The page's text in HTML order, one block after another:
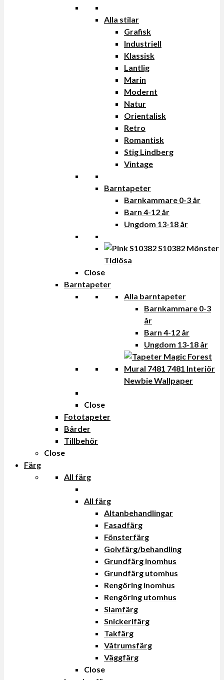
Alla stilar
Grafisk
Industriell
Klassisk
Lantlig
Marin
Modernt
Natur
Orientalisk
Retro
Romantisk
Stig Lindberg
Vintage
Barntapeter
Barnkammare 0-3 år
Barn 4-12 år
Ungdom 13-18 år
Tidlösa
Close
Barntapeter
Alla barntapeter
Barnkammare 0-3
år
Barn 4-12 år
Ungdom 13-18 år
Newbie Wallpaper
Close
Fototapeter
Bårder
Tillbehör
Close
Färg
All färg
All färg
Altanbehandlingar
Fasadfärg
Fönsterfärg
Golvfärg/behandling
Grundfärg inomhus
Grundfärg utomhus
Rengöring inomhus
Rengöring utomhus
Slamfärg
Snickerifärg
Takfärg
Våtrumsfärg
Väggfärg
Close